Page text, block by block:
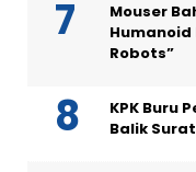
Mouser
Humanoid
Robots”
KPK Buru
Balik